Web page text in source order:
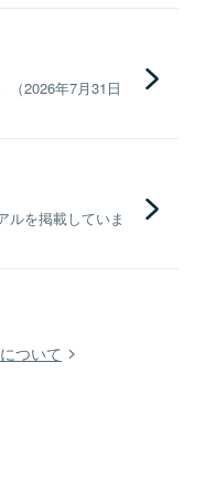
（2026年7月31日
ルを掲載していま
ついて